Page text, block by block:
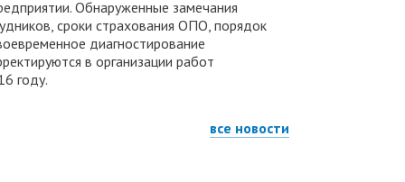
Обнаруженные замечания
сроки страхования ОПО, порядок
диагностирование
в организации работ
году.
все новости